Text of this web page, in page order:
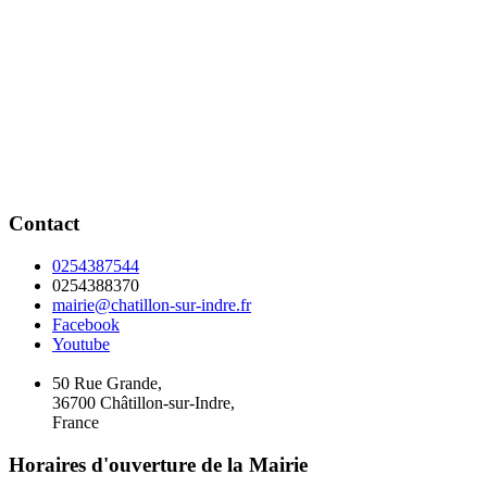
Contact
0254387544
0254388370
mairie@chatillon-sur-indre.fr
Facebook
Youtube
50 Rue Grande,
36700 Châtillon-sur-Indre,
France
Horaires d'ouverture de la Mairie